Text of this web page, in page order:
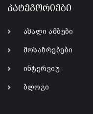
კატეგორიები
ახალი ამბები
მოსაზრებები
ინტერვიუ
ბლოგი